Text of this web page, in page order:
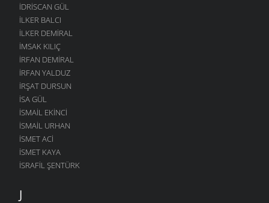
IDRISCAN GÜL
İLKER BALCI
İLKER DEMIRAL
İMSAK KILIÇ
İRFAN DEMIRAL
İRFAN YALDUZ
İRŞAT DURSUN
ISA GÜL
ISMAIL EKINCI
İSMAIL URHAN
İSMET ACI
ISMET KAYA
İSRAFIL ŞENTÜRK
J